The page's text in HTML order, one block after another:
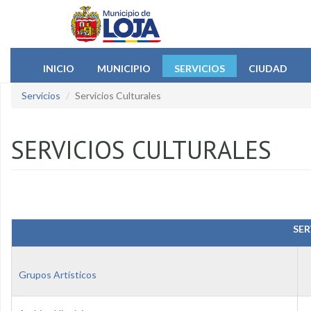
Pasar al contenido principal
INICIO
MUNICIPIO SERVICIOS CIUDAD
Servicios Servicios Culturales
SERVICIOS CULTURALES
Grupos Artísticos